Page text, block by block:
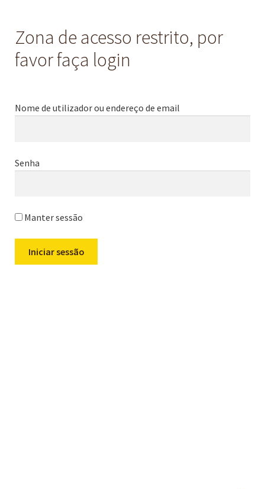
Zona de acesso restrito, por
favor faça login
Nome de utilizador ou endereço de email
Senha
Manter sessão